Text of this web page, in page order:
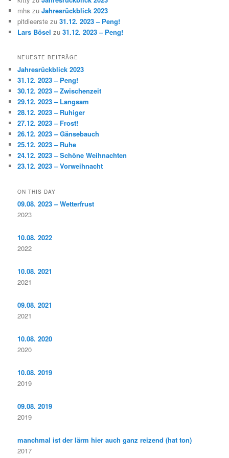
mhs zuJahresrückblick 2023
pitdieerste zu31.12. 2023 – Peng!
Lars Bösel zu31.12. 2023 – Peng!
NEUESTE BEITRÄGE
Jahresrückblick 2023
31.12. 2023 – Peng!
30.12. 2023 – Zwischenzeit
29.12. 2023 – Langsam
28.12. 2023 – Ruhiger
27.12. 2023 – Frost!
26.12. 2023 – Gänsebauch
25.12. 2023 – Ruhe
24.12. 2023 – Schöne Weihnachten
23.12. 2023 – Vorweihnacht
ON THIS DAY
09.08. 2023 – Wetterfrust
2023
10.08. 2022
2022
10.08. 2021
2021
09.08. 2021
2021
10.08. 2020
2020
10.08. 2019
2019
09.08. 2019
2019
manchmal ist der lärm hier auch ganz reizend (hat ton)
2017